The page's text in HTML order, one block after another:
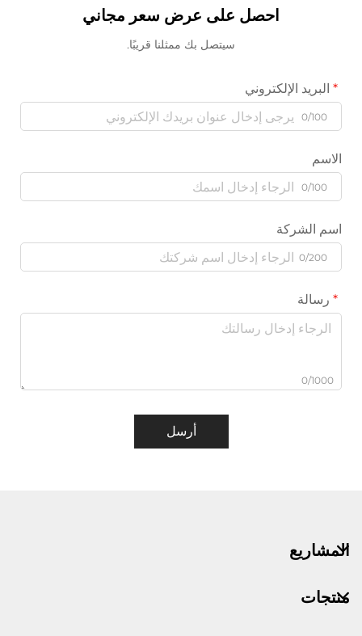
احصل على عرض سعر مجاني
سيتصل بك ممثلنا قريبًا.
البريد الإلكتروني
0/100
الاسم
0/100
اسم الشركة
0/200
رسالة
0/1000
أرسل
المشاريع
منتجات